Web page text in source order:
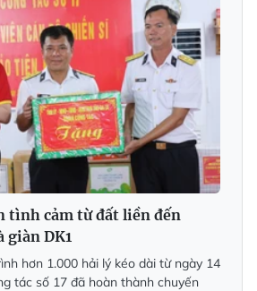
tình cảm từ đất liền đến
giàn DK1
hơn 1.000 hải lý kéo dài từ ngày 14
tác số 17 đã hoàn thành chuyến